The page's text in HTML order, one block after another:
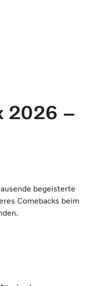
2026 –
begeisterte
Comebacks beim